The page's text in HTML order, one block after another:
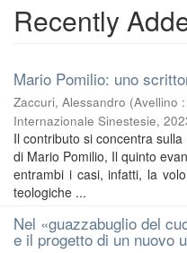
Recently
Mario Pomilio: uno
Zaccuri, Alessandro (Avellino
Internazionale Sinestesie,
Il contributo si concentra
di Mario Pomilio, Il quinto
entrambi i casi, infatti, la
teologiche ...
Nel «guazzabuglio del
e il progetto di un nuovo